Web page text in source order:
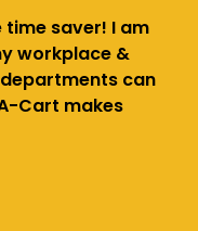
time saver! I am
workplace &
can
Cart makes